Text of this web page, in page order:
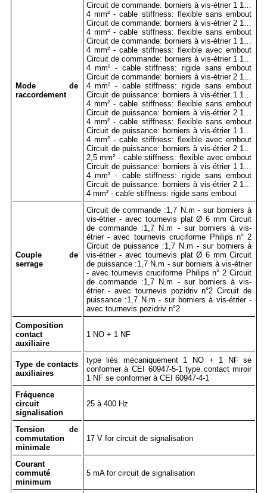
Mode de
raccordement
Circuit de commande: borniers à vis-étrier 1 1…
4 mm² - cable stiffness: flexible sans embout
Circuit de commande: borniers à vis-étrier 2 1…
4 mm² - cable stiffness: flexible sans embout
Circuit de commande: borniers à vis-étrier 1 1…
4 mm² - cable stiffness: flexible avec embout
Circuit de commande: borniers à vis-étrier 1 1…
4 mm² - cable stiffness: rigide sans embout
Circuit de commande: borniers à vis-étrier 2 1…
4 mm² - cable stiffness: rigide sans embout
Circuit de puissance: borniers à vis-étrier 1 1…
4 mm² - cable stiffness: flexible sans embout
Circuit de puissance: borniers à vis-étrier 2 1…
4 mm² - cable stiffness: flexible sans embout
Circuit de puissance: borniers à vis-étrier 1 1…
4 mm² - cable stiffness: flexible avec embout
Circuit de puissance: borniers à vis-étrier 2 1…
2,5 mm² - cable stiffness: flexible avec embout
Circuit de puissance: borniers à vis-étrier 1 1…
4 mm² - cable stiffness: rigide sans embout
Circuit de puissance: borniers à vis-étrier 2 1…
4 mm² - cable stiffness: rigide sans embout
Couple de
serrage
Circuit de commande :1,7 N.m - sur borniers à
vis-étrier - avec tournevis plat Ø 6 mm Circuit
de commande :1,7 N.m - sur borniers à vis-
étrier - avec tournevis cruciforme Philips n° 2
Circuit de puissance :1,7 N.m - sur borniers à
vis-étrier - avec tournevis plat Ø 6 mm Circuit
de puissance :1,7 N.m - sur borniers à vis-étrier
- avec tournevis cruciforme Philips n° 2 Circuit
de commande :1,7 N.m - sur borniers à vis-
étrier - avec tournevis pozidriv n°2 Circuit de
puissance :1,7 N.m - sur borniers à vis-étrier -
avec tournevis pozidriv n°2
Composition
contact
auxiliaire
1 NO + 1 NF
Type de contacts
auxiliaires
type liés mécaniquement 1 NO + 1 NF se
conformer à CEI 60947-5-1 type contact miroir
1 NF se conformer à CEI 60947-4-1
Fréquence
circuit
signalisation
25 à 400 Hz
Tension de
commutation
minimale
17 V for circuit de signalisation
Courant
commuté
minimum
5 mA for circuit de signalisation